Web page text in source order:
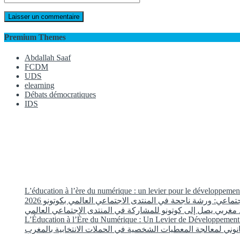
Premium Themes
Abdallah Saaf
FCDM
UDS
elearning
Débats démocratiques
IDS
L’éducation à l’ère du numérique : un levier pour le
ورشة ناجحة في المنتدى الاجتماعي العالمي بكوتونو 2026
مغربي يصل إلى كوتونو للمشاركة في المنتدى الاجتماعي العالمي
L’Éducation à l’Ère du Numérique : Un Levier de